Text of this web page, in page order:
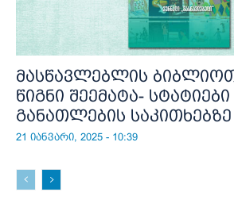
მასწავლებლის
წიგნი შეემატა- სტატიები
განათლების საკითხებზე
21 იანვარი, 2025 - 10:39